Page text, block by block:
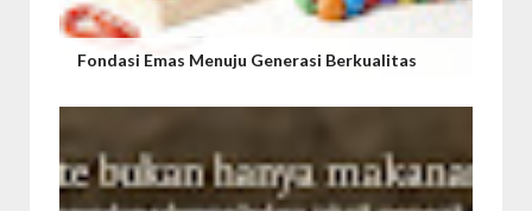
Fondasi Emas Menuju Generasi Berkualitas